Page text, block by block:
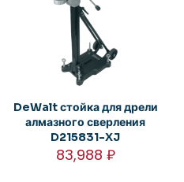
DeWalt стойка для дрели
алмазного сверления
D215831-XJ
83,988 ₽